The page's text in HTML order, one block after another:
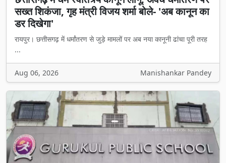
सख्त शिकंजा, गृह मंत्री विजय शर्मा बोले- 'अब कानून का
डर दिखेगा'
रायपुर। छत्तीसगढ़ में धर्मांतरण से जुड़े मामलों पर अब नया कानूनी ढांचा पूरी तरह
...
Aug 06, 2026 Manishankar Pandey